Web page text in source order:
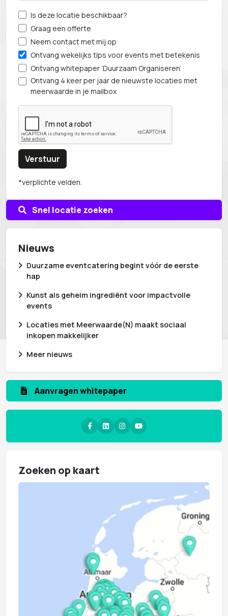
Snel locatie zoeken
Nieuws
Duurzame eventcatering begint vóór de eerste
hap
Kunst als geheim ingrediënt voor impactvolle
events
Locaties met Meerwaarde(N) maakt sociaal
inkopen makkelijker
Meer nieuws
Aanvragen whitepaper
Zoeken op kaart
Is deze locatie beschikbaar?
Graag een offerte
Neem contact met mij op
Ontvang wekelijks tips voor events met betekenis
Ontvang whitepaper ‘Duurzaam Organiseren’
Ontvang 4 keer per jaar de nieuwste locaties met
meerwaarde in je mailbox
Verstuur
*verplichte velden.